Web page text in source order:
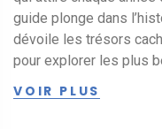
guide plonge dans
dévoile les trésors
pour explorer les plus
son atmosphère
VOIR PLUS